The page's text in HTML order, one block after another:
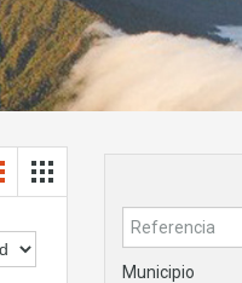
Municipio